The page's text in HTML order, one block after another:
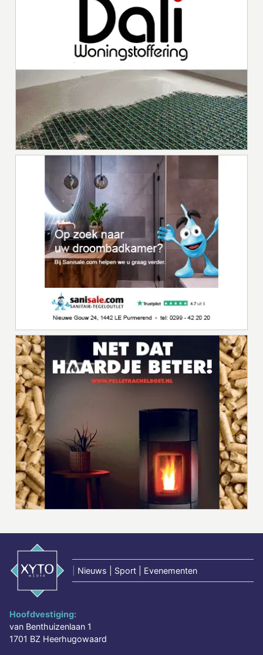
Nieuws | Sport | Evenementen
Hoofdvestiging:
van Benthuizenlaan 1
1701 BZ Heerhugowaard